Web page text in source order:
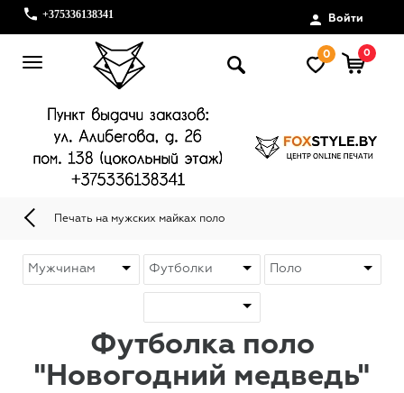
+375336138341 Войти
0 0
Печать на мужских майках поло
Футболка поло
"Новогодний медведь"